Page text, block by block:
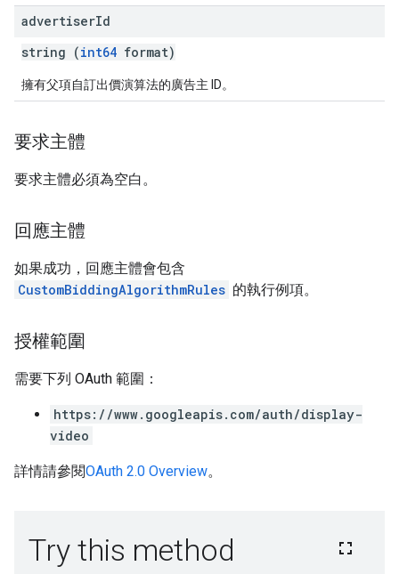
advertiserId
string (int64 format)
擁有父項自訂出價演算法的廣告主 ID。
要求主體
要求主體必須為空白。
回應主體
如果成功，回應主體會包含
CustomBiddingAlgorithmRules 的執行例項。
授權範圍
需要下列 OAuth 範圍：
https://www.googleapis.com/auth/display-
video
詳情請參閱OAuth 2.0 Overview。